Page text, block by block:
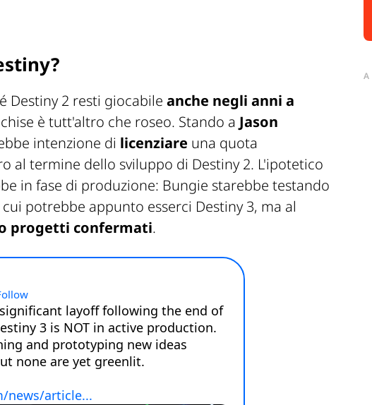
Destiny 2 resti giocabile anche negli anni a
è tutt'altro che roseo. Stando a Jason
intenzione di licenziare una quota
al termine dello sviluppo di Destiny 2. L'ipotetico
in fase di produzione: Bungie starebbe testando
potrebbe appunto esserci Destiny 3, ma al
progetti confermati.